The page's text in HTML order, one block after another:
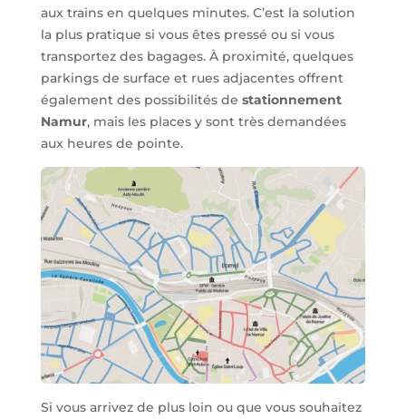
aux trains en quelques minutes. C’est la solution
la plus pratique si vous êtes pressé ou si vous
transportez des bagages. À proximité, quelques
parkings de surface et rues adjacentes offrent
également des possibilités de stationnement
Namur, mais les places y sont très demandées
aux heures de pointe.
Si vous arrivez de plus loin ou que vous souhaitez